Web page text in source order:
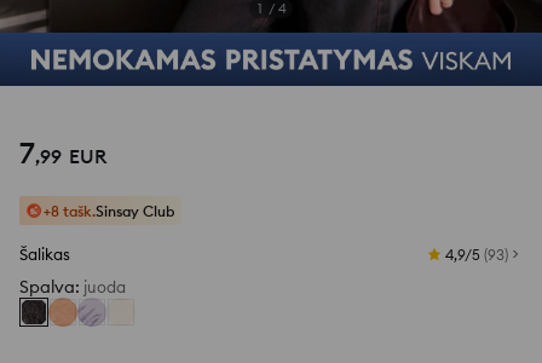
1 / 4
7,99 EUR
+8 tašk.Sinsay Club
Šalikas 4,9/5 (93)
Spalva: juoda